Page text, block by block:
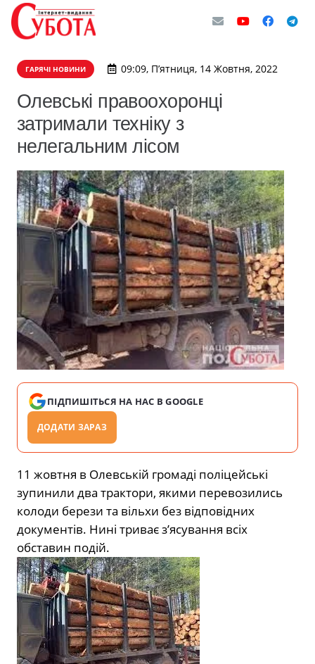
ГАРЯЧІ НОВИНИ 09:09, П’ятниця, 14 Жовтня, 2022
Олевські правоохоронці
затримали техніку з
нелегальним лісом
ПІДПИШІТЬСЯ НА НАС В GOOGLE
ДОДАТИ ЗАРАЗ
11 жовтня в Олевській громаді поліцейські
зупинили два трактори, якими перевозились
колоди берези та вільхи без відповідних
документів. Нині триває з’ясування всіх
обставин подій.